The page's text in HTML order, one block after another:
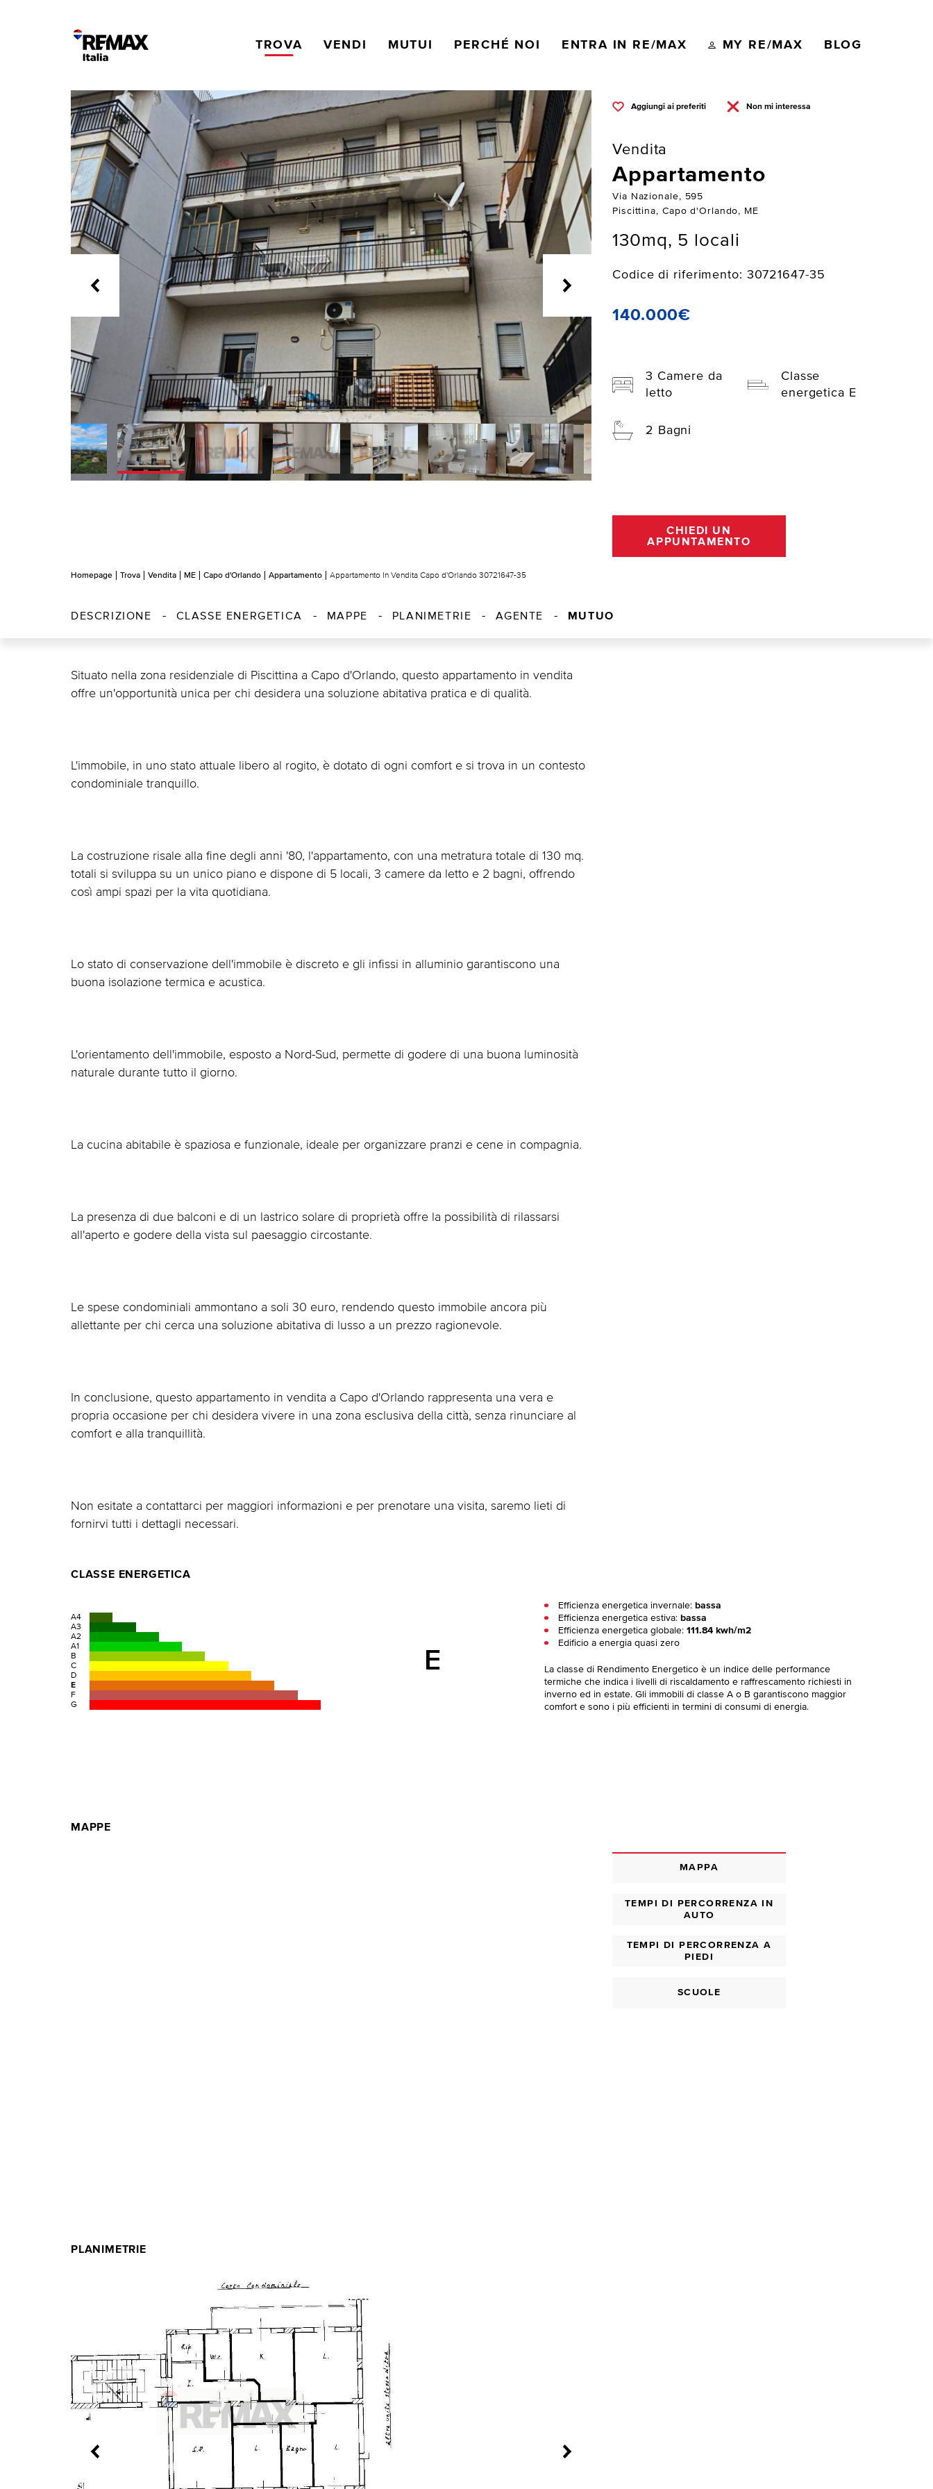
TROVA VENDI MUTUI PERCHÉ NOI ENTRA IN RE/MAX MY RE/MAX BLOG
Aggiungi ai preferiti Non mi interessa
Vendita
Appartamento
Via Nazionale, 595
Piscittina, Capo d'Orlando, ME
130mq, 5 locali
Codice di riferimento: 30721647-35
140.000€
3 Camere da
letto
Classe
energetica E
2 Bagni
CHIEDI UN
APPUNTAMENTO
Homepage Trova Vendita ME Capo d'Orlando Appartamento Appartamento In Vendita Capo d'Orlando 30721647-35
DESCRIZIONE CLASSE ENERGETICA MAPPE PLANIMETRIE AGENTE MUTUO
Situato nella zona residenziale di Piscittina a Capo d'Orlando, questo appartamento in vendita
offre un'opportunità unica per chi desidera una soluzione abitativa pratica e di qualità.
L'immobile, in uno stato attuale libero al rogito, è dotato di ogni comfort e si trova in un contesto
condominiale tranquillo.
La costruzione risale alla fine degli anni '80, l'appartamento, con una metratura totale di 130 mq.
totali si sviluppa su un unico piano e dispone di 5 locali, 3 camere da letto e 2 bagni, offrendo
così ampi spazi per la vita quotidiana.
Lo stato di conservazione dell'immobile è discreto e gli infissi in alluminio garantiscono una
buona isolazione termica e acustica.
L'orientamento dell'immobile, esposto a Nord-Sud, permette di godere di una buona luminosità
naturale durante tutto il giorno.
La cucina abitabile è spaziosa e funzionale, ideale per organizzare pranzi e cene in compagnia.
La presenza di due balconi e di un lastrico solare di proprietà offre la possibilità di rilassarsi
all'aperto e godere della vista sul paesaggio circostante.
Le spese condominiali ammontano a soli 30 euro, rendendo questo immobile ancora più
allettante per chi cerca una soluzione abitativa di lusso a un prezzo ragionevole.
In conclusione, questo appartamento in vendita a Capo d'Orlando rappresenta una vera e
propria occasione per chi desidera vivere in una zona esclusiva della città, senza rinunciare al
comfort e alla tranquillità.
Non esitate a contattarci per maggiori informazioni e per prenotare una visita, saremo lieti di
fornirvi tutti i dettagli necessari.
CLASSE ENERGETICA
A4
A3
A2
A1
B
C
D
E
F
G
E
Efficienza energetica invernale: bassa
Efficienza energetica estiva: bassa
Efficienza energetica globale:111.84 kwh/m2
Edificio a energia quasi zero
La classe di Rendimento Energetico è un indice delle performance
termiche che indica i livelli di riscaldamento e raffrescamento richiesti in
inverno ed in estate. Gli immobili di classe A o B garantiscono maggior
comfort e sono i più efficienti in termini di consumi di energia.
MAPPE
MAPPA
TEMPI DI PERCORRENZA IN
AUTO
TEMPI DI PERCORRENZA A
PIEDI
SCUOLE
PLANIMETRIE